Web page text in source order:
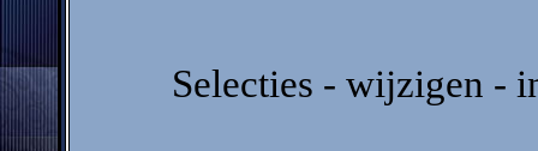
Selecties - wijzigen -